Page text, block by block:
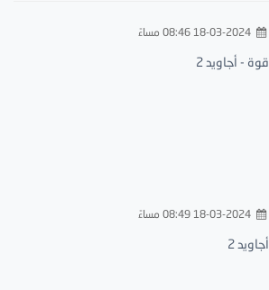
18-03-2024 08:46 مساءً
قوة - أجاويد 2
18-03-2024 08:49 مساءً
أجاويد 2